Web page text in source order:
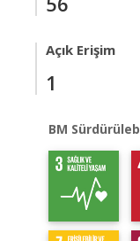
Açık Erişim
1
BM